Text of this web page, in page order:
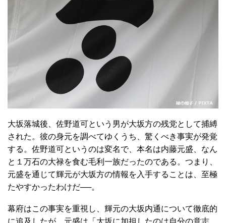
大坂落城後、佐野道可という男が大坂方の残党として捕縛
された。彼の身元を調べてゆくうち、驚くべき事実が発覚
する。佐野道可というのは変名で、本名は内藤元盛、なん
と１万石の大禄を食む毛利一族だったのである。つまり、
元盛を通じて輝元が大坂方の情報を入手することは、至極
たやすかったわけだ──。
幕府はこの事実を重視し、輝元の大坂内通について徹底的